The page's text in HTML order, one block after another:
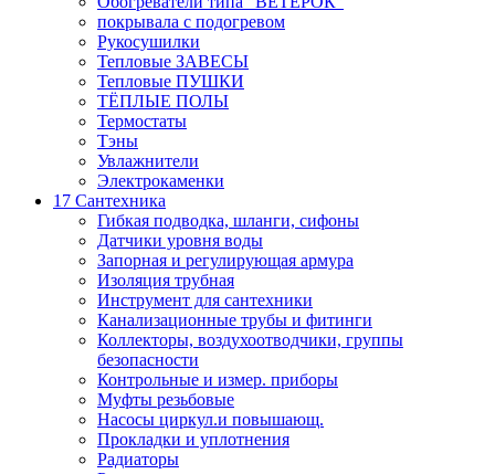
покрывала с подогревом
Рукосушилки
Тепловые ЗАВЕСЫ
Тепловые ПУШКИ
ТЁПЛЫЕ ПОЛЫ
Термостаты
Тэны
Увлажнители
Электрокаменки
17 Сантехника
Гибкая подводка, шланги, сифоны
Датчики уровня воды
Запорная и регулирующая армура
Изоляция трубная
Инструмент для сантехники
Канализационные трубы и фитинги
Коллекторы, воздухоотводчики, группы
безопасности
Контрольные и измер. приборы
Муфты резьбовые
Насосы циркул.и повышающ.
Прокладки и уплотнения
Радиаторы